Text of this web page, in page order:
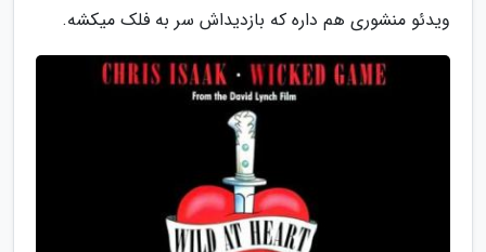
ویدئو منشوری هم داره که بازدیداش سر به فلک میکشه.